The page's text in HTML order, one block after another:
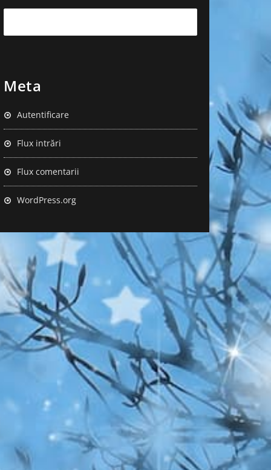
Meta
Autentificare
Flux intrări
Flux comentarii
WordPress.org